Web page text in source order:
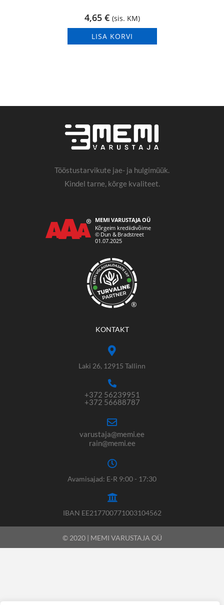
4,65 € (sis. KM)
LISA KORVI
Tööstustarvikute jae- ja hulgimüük.
Kindel tarne, kõrge kvaliteet.
®
KONTAKT
Laki 26, 12915 Tallinn
+372 56239951
+372 56688787
varustaja@memi.ee
rain@memi.ee
Avamisajad: E-R 9:00 - 17:30
IBAN EE217700771003104562
© 2020 | MEMI VARUSTAJA OÜ